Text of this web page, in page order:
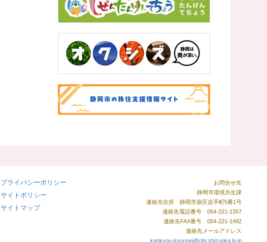
プライバシーポリシー
サイトポリシー
サイトマップ
お問合せ先
静岡市環境共生課
連絡先住所 静岡市葵区追手町5番1号
連絡先電話番号 054-221-1357
連絡先FAX番号 054-221-1492
連絡先メールアドレス
kankyou-kyousei@city.shizuoka.lg.jp